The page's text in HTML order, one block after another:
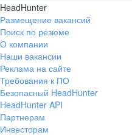
HeadHunter
Размещение вакансий
Поиск по резюме
О компании
Наши вакансии
Реклама на сайте
Требования к ПО
Безопасный HeadHunter
HeadHunter API
Партнерам
Инвесторам